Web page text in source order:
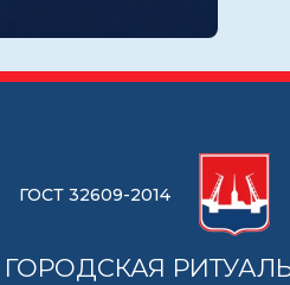
ГОСТ 32609-2014
ГОРОДСКАЯ